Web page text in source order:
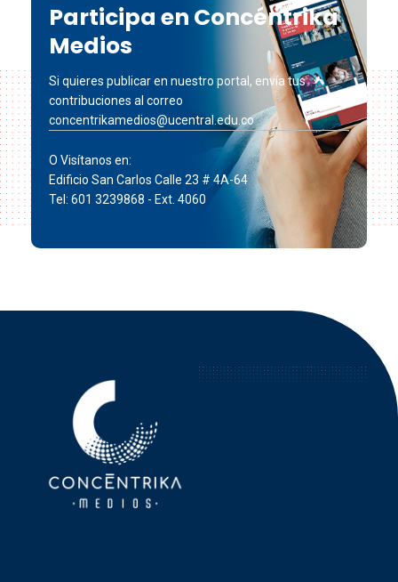
Participa en Concéntrika
Medios
Si quieres publicar en nuestro portal, envía tus
contribuciones al correo
concentrikamedios@ucentral.edu.co
O Visítanos en:
Edificio San Carlos Calle 23 # 4A-64
Tel: 601 3239868 - Ext. 4060